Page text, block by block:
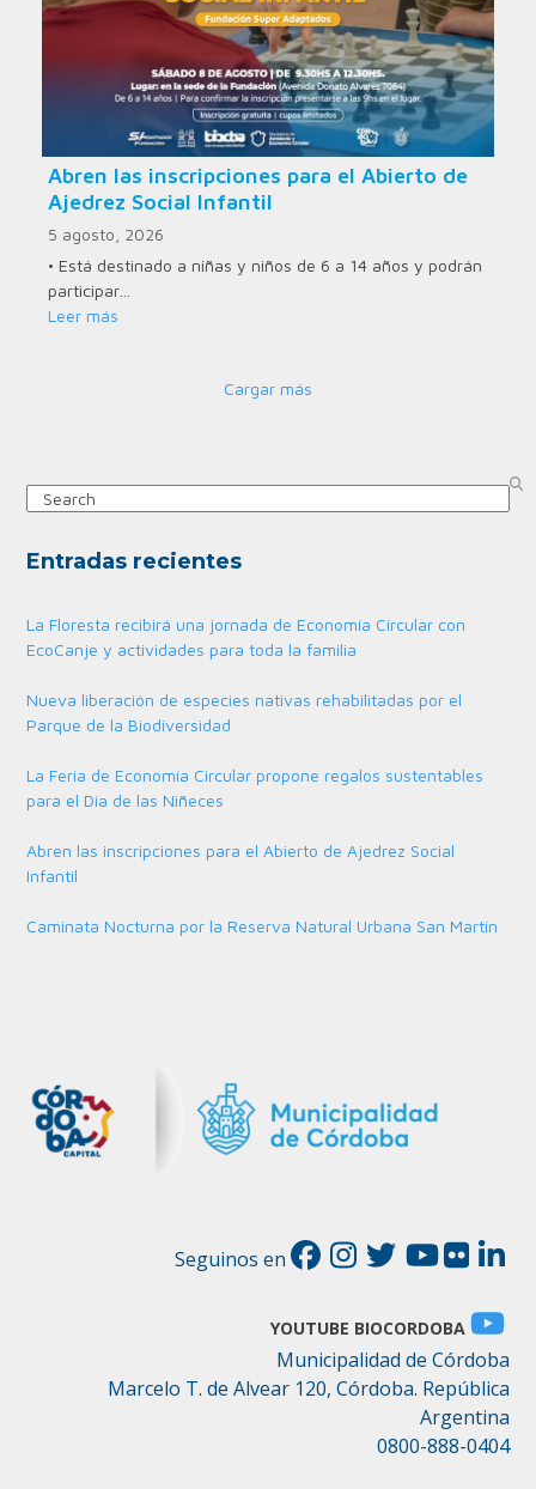
Abren las inscripciones para el Abierto de
Ajedrez Social Infantil
5 agosto, 2026
• Está destinado a niñas y niños de 6 a 14 años y podrán
participar…
Leer más
Cargar más
Search
Entradas recientes
La Floresta recibirá una jornada de Economía Circular con
EcoCanje y actividades para toda la familia
Nueva liberación de especies nativas rehabilitadas por el
Parque de la Biodiversidad
La Feria de Economía Circular propone regalos sustentables
para el Día de las Niñeces
Abren las inscripciones para el Abierto de Ajedrez Social
Infantil
Caminata Nocturna por la Reserva Natural Urbana San Martín
Seguinos en
YOUTUBE BIOCORDOBA
Municipalidad de Córdoba
Marcelo T. de Alvear 120, Córdoba. República
Argentina
0800-888-0404